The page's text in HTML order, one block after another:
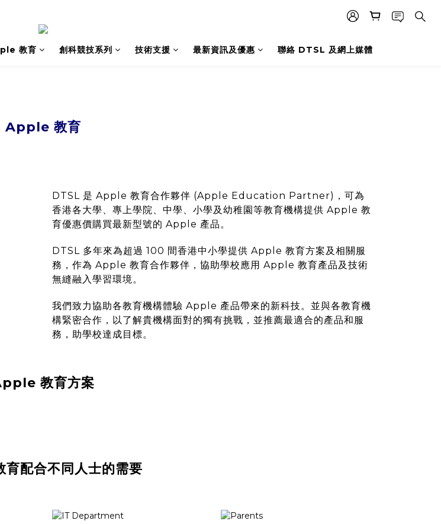
教育 創科競技系列 技術支援 最新資訊及優惠 聯絡 DTSL 及網上媒體
Apple 教育
DTSL 是 Apple 教育合作夥伴 (Apple Education Partner)，可為
香港各大學、專上學院、中學、小學及幼稚園等教育機構提供 Apple 教
育優惠價購買最新型號的 Apple 產品。
DTSL 多年來為超過 100 間香港中小學提供 Apple 教育方案及相關服
務，作為 Apple 教育合作夥伴，協助學校應用 Apple 教育產品及技術
無縫融入學習環境。
我們致力協助各教育機構體驗 Apple 產品帶來的新科技。並與各教育機
構緊密合作，以了解貴機構面對的獨有挑戰，並推薦最適合的產品和服
務，助學校達成目標。
教育方案
配合不同人士的需要